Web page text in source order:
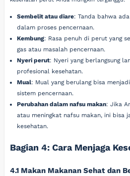
Sembelit atau diare: Tanda bahwa
dalam proses pencernaan.
Kembung: Rasa penuh di perut yang
gas atau masalah pencernaan.
Nyeri perut: Nyeri yang berlangsung
profesional kesehatan.
Mual: Mual yang berulang bisa
sistem pencernaan.
Perubahan dalam nafsu makan: Jika
atau meningkat nafsu makan, ini bisa
kesehatan.
Bagian 4: Cara Menjaga
4.1 Makan Makanan Sehat dan